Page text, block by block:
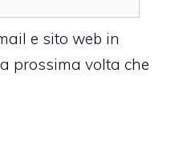
e sito web in
prossima volta che